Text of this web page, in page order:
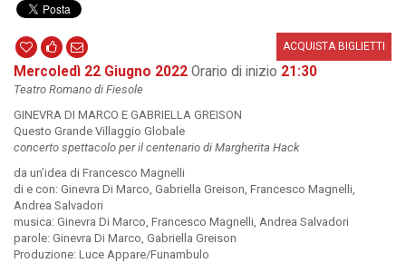
ACQUISTA BIGLIETTI
Mercoledì 22 Giugno 2022 Orario di inizio 21:30
Teatro Romano di Fiesole
GINEVRA DI MARCO E GABRIELLA GREISON
Questo Grande Villaggio Globale
concerto spettacolo per il centenario di Margherita Hack
da un’idea di Francesco Magnelli
di e con: Ginevra Di Marco, Gabriella Greison, Francesco Magnelli,
Andrea Salvadori
musica: Ginevra Di Marco, Francesco Magnelli, Andrea Salvadori
parole: Ginevra Di Marco, Gabriella Greison
Produzione: Luce Appare/Funambulo